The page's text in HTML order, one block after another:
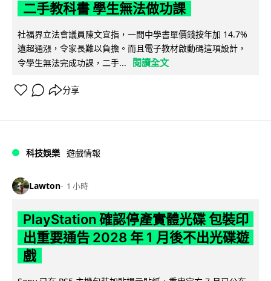
二手教科書 學生無法做功課
社福界立法會議員陳文宜指，一間中學書單價錢按年加 14.7%
遠超通漲，令家長難以負擔。而且電子教材啟動碼這項設計，
令學生無法完成功課，二手...
閱讀全文
分享
科技娛樂 遊戲情報
Lawton 1 小時
PlayStation 確認停產實體光碟 包裝印
出重要通告 2028 年 1 月後不出光碟遊
戲